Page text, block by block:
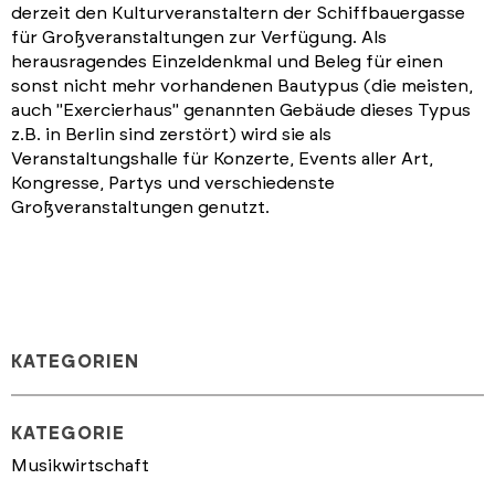
derzeit den Kulturveranstaltern der Schiffbauergasse
für Großveranstaltungen zur Verfügung. Als
herausragendes Einzeldenkmal und Beleg für einen
sonst nicht mehr vorhandenen Bautypus (die meisten,
auch "Exercierhaus" genannten Gebäude dieses Typus
z.B. in Berlin sind zerstört) wird sie als
Veranstaltungshalle für Konzerte, Events aller Art,
Kongresse, Partys und verschiedenste
Großveranstaltungen genutzt.
KATEGORIEN
KATEGORIE
Musikwirtschaft